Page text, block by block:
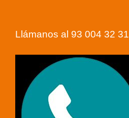
Llámanos al 93 004 32 31